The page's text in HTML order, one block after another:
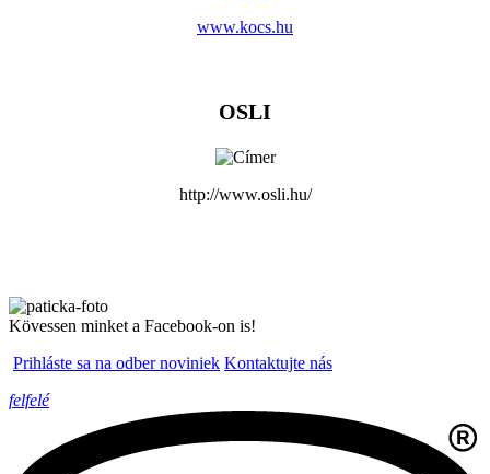
www.kocs.hu
OSLI
http://www.osli.hu/
Kövessen minket a Facebook-on is!
Prihláste sa na odber noviniek Kontaktujte nás
felfelé